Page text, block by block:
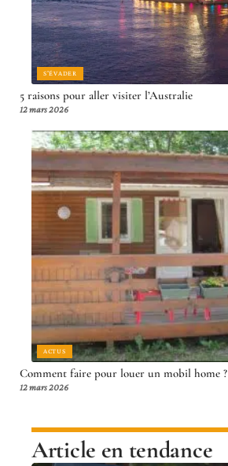
S'ÉVADER
5 raisons pour aller visiter l’Australie
12 mars 2026
ACTUS
Comment faire pour louer un mobil home ?
12 mars 2026
Article en tendance